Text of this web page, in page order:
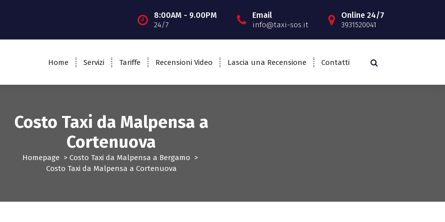
8:00AM - 9.00PM
24/7
Email
info@taxi-sos.it
Online 24/7
3931520041
Home Servizi Tariffe Recensioni Video Lascia una Recensione Contatti
Costo Taxi da Malpensa a
Cortenuova
Homepage > Costo Taxi da Malpensa a Bergamo >
Costo Taxi da Malpensa a Cortenuova